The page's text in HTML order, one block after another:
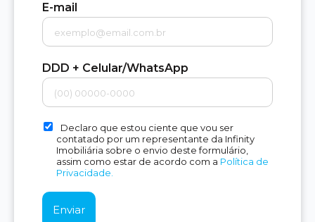
E-mail
DDD + Celular/WhatsApp
Declaro que estou ciente que vou ser
contatado por um representante da Infinity
Imobiliária sobre o envio deste formulário,
assim como estar de acordo com a Política de
Privacidade.